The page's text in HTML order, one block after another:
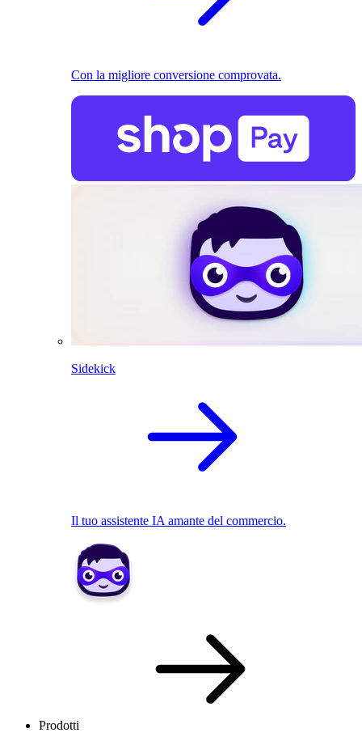
Con la migliore conversione comprovata.
Sidekick
Il tuo assistente IA amante del commercio.
Prodotti